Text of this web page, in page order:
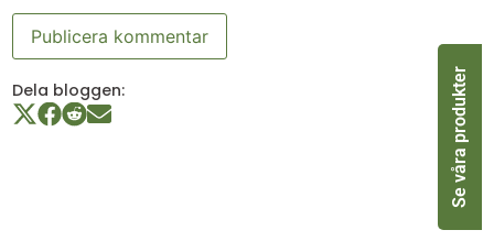
Dela bloggen: Se våra produkter